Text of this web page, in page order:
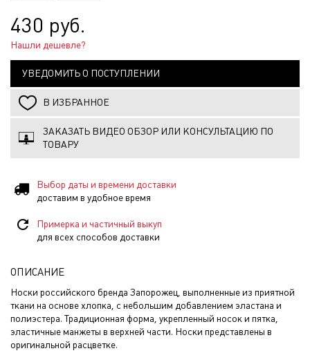
430 руб.
Нашли дешевле?
УВЕДОМИТЬ О ПОСТУПЛЕНИИ
В ИЗБРАННОЕ
ЗАКАЗАТЬ ВИДЕО ОБЗОР ИЛИ КОНСУЛЬТАЦИЮ ПО
ТОВАРУ
Выбор даты и времени доставки
доставим в удобное время
Примерка и частичный выкуп
для всех способов доставки
ОПИСАНИЕ
Носки российского бренда Запорожец, выполненные из приятной
ткани на основе хлопка, с небольшим добавлением эластана и
полиэстера. Традиционная форма, укрепленный носок и пятка,
эластичные манжеты в верхней части. Носки представлены в
оригинальной расцветке.